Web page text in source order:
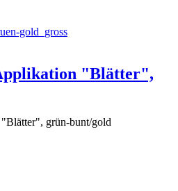
"Blätter",
grün-bunt/gold